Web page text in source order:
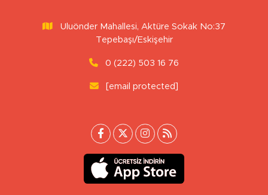
Uluönder Mahallesi, Aktüre Sokak No:37
Tepebaşı/Eskişehir
0 (222) 503 16 76
[email protected]